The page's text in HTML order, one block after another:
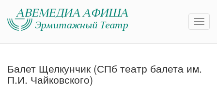
Балет Щелкунчик (СПб театр балета им.
П.И. Чайковского)